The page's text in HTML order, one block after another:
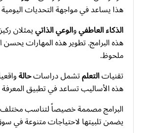
هذا يساعد في مواجهة التحديات اليومية
الذكاء العاطفيوالوعي الذاتييمثلان
هذه البرامج. تطوير هذه المهارات يحسن
ملحوظ.
تقنياتالتعلمتشمل دراساتحالة
هذه الأساليب تساعد في تطبيق المعرفة
البرامج مصممة خصيصاً لتناسب
يضمن تلبيتها لاحتياجات متنوعة في